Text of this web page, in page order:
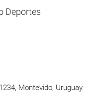
Deportes
Montevido, Uruguay.